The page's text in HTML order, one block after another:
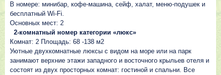
В номере: минибар, кофе-машина, сейф, халат, меню-подушек и
бесплатный Wi-Fi.
Основных мест: 2
2-комнатный номер категории «люкс»
Комнат: 2 Площадь: 68 -138 м2
Уютные двухкомнатные люксы с видом на море или на парк
занимают верхние этажи западного и восточного крыльев отеля и
состоят из двух просторных комнат: гостиной и спальни. Все